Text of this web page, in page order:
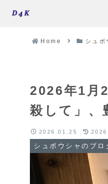
Home シュボ
2026年1月
殺して」、
シュボウシャのブロ
2026.01.25